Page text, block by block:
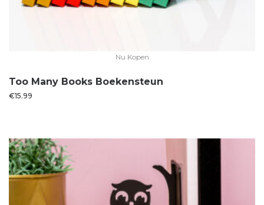
Nu Kopen
Too Many Books Boekensteun
€15.99